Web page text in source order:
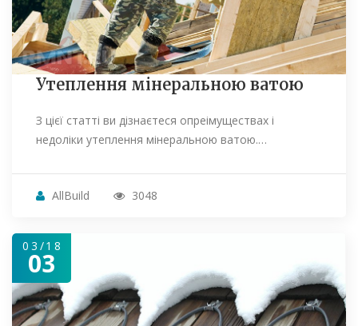
Утеплення мінеральною ватою
З цієї статті ви дізнаєтеся опреімуществах і
недоліки утеплення мінеральною ватою.…
AllBuild 3048
03/18
03